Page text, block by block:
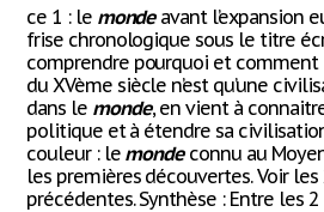
ce 1 : le mondeavant l’expansion
frise chronologique sous le titre
comprendre pourquoi et comment
du XVème siècle n’est qu’une
dans le monde, en vient à
politique et à étendre sa
couleur : le mondeconnu au
les premières découvertes. Voir
précédentes. Synthèse : Entre les